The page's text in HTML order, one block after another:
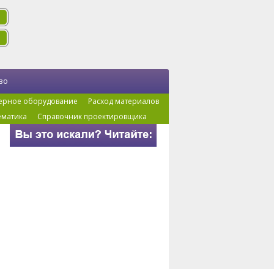
оборудование
Расход материалов
Справочник проектировщика